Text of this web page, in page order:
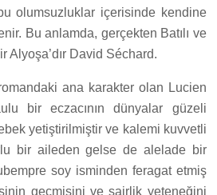
olumsuzluklar içerisinde kendine
Bu anlamda, gerçekten Batılı ve
Alyoşa’dır David Séchard.
ana karakter olan Lucien
bir eczacının dünyalar güzeli
yetiştirilmiştir ve kalemi kuvvetli
bir aileden gelse de alelade bir
soy isminden feragat etmiş
geçmişini ve şairlik yeteneğini